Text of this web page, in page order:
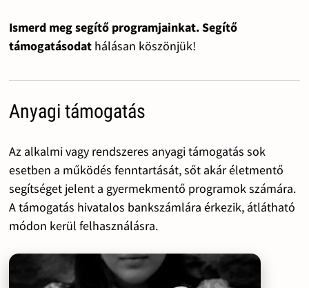
Ismerd meg segítő programjainkat. Segítő
támogatásodat hálásan köszönjük!
Anyagi támogatás
Az alkalmi vagy rendszeres anyagi támogatás sok
esetben a működés fenntartását, sőt akár életmentő
segítséget jelent a gyermekmentő programok számára.
A támogatás hivatalos bankszámlára érkezik, átlátható
módon kerül felhasználásra.